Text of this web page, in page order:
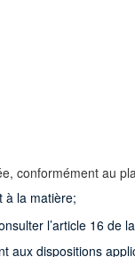
conformément au
à la matière;
l’article 16 de
aux dispositions